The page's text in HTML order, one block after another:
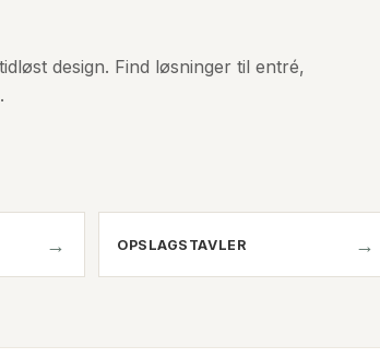
design. Find løsninger til entré,
OPSLAGSTAVLER